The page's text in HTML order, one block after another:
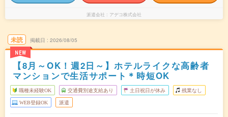
派遣会社 アデコ株式会社
未読
NEW
掲載日 2026/08/05
【8月～OK！週2日～】ホテルライクな高齢者
マンションで生活サポート＊時短OK
職種未経験OK 交通費別途支給あり 土日祝日が休み 残業なし
WEB登録OK 派遣